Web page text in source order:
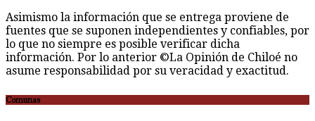
Asimismo la información que se entrega proviene de
fuentes que se suponen independientes y confiables, por
lo que no siempre es posible verificar dicha
información. Por lo anterior ©La Opinión de Chiloé no
asume responsabilidad por su veracidad y exactitud.
Comunas